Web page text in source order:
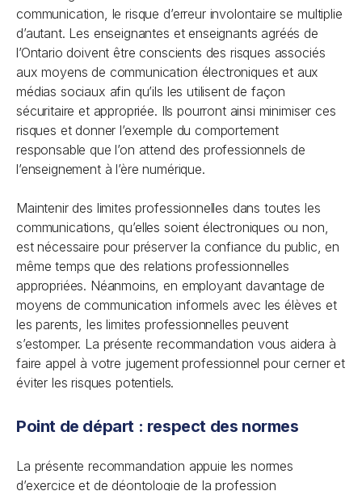
communication, le risque d’erreur involontaire se multiplie
d’autant. Les enseignantes et enseignants agréés de
l’Ontario doivent être conscients des risques associés
aux moyens de communication électroniques et aux
médias sociaux afin qu’ils les utilisent de façon
sécuritaire et appropriée. Ils pourront ainsi minimiser ces
risques et donner l’exemple du comportement
responsable que l’on attend des professionnels de
l’enseignement à l’ère numérique.
Maintenir des limites professionnelles dans toutes les
communications, qu’elles soient électroniques ou non,
est nécessaire pour préserver la confiance du public, en
même temps que des relations professionnelles
appropriées. Néanmoins, en employant davantage de
moyens de communication informels avec les élèves et
les parents, les limites professionnelles peuvent
s’estomper. La présente recommandation vous aidera à
faire appel à votre jugement professionnel pour cerner et
éviter les risques potentiels.
Point de départ : respect des normes
La présente recommandation appuie les normes
d’exercice et de déontologie de la profession